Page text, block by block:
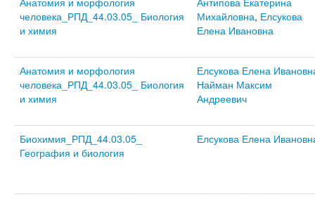
человека_РПД_44.03.05_ Биология
и химия
Михайловна, Елсукова
Елена Ивановна
Анатомия и морфология
человека_РПД_44.03.05_ Биология
и химия
Елсукова Елена
Найман Максим
Андреевич
Биохимия_РПД_44.03.05_
География и биология
Елсукова Елена